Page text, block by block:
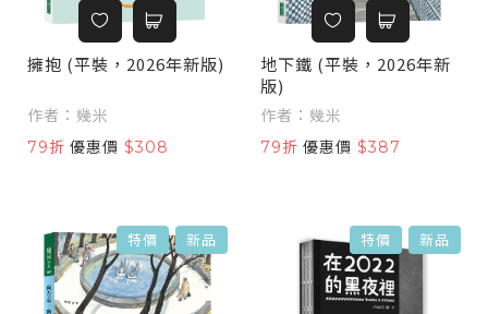
擁抱 (平裝，2026年新版)
作者：幾米
79折 優惠價 $308
地下鐵 (平裝，2026年新
版)
作者：幾米
79折 優惠價 $387
特價 新品 特價 新品